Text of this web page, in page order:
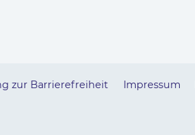
zur Barrierefreiheit Impressum